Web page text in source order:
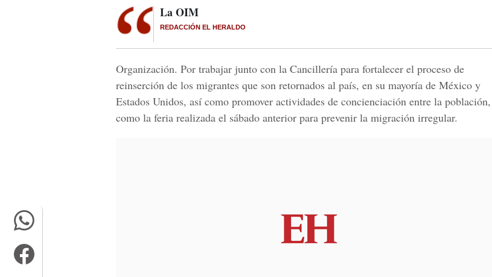
La OIM
REDACCIÓN EL HERALDO
Organización. Por trabajar junto con la Cancillería para fortalecer el proceso de
reinserción de los migrantes que son retornados al país, en su mayoría de México y
Estados Unidos, así como promover actividades de concienciación entre la población,
como la feria realizada el sábado anterior para prevenir la migración irregular.